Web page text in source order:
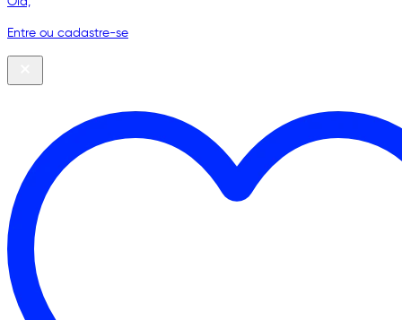
Entre ou cadastre-se